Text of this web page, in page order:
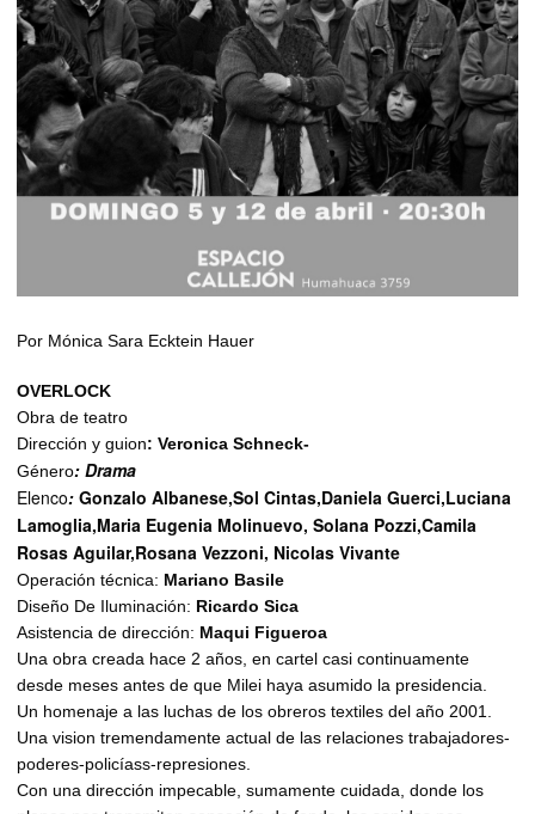
Por Mónica Sara Ecktein Hauer
OVERLOCK
Obra de teatro
Dirección y guion: Veronica Schneck-
Género: Drama
Elenco: Gonzalo Albanese,Sol Cintas,Daniela Guerci,Luciana
Lamoglia,Maria Eugenia Molinuevo, Solana Pozzi,Camila
Rosas Aguilar,Rosana Vezzoni, Nicolas Vivante
Operación técnica: Mariano Basile
Diseño De Iluminación: Ricardo Sica
Asistencia de dirección: Maqui Figueroa
Una obra creada hace 2 años, en cartel casi continuamente
desde meses antes de que Milei haya asumido la presidencia.
Un homenaje a las luchas de los obreros textiles del año 2001.
Una vision tremendamente actual de las relaciones trabajadores-
poderes-policíass-represiones.
Con una dirección impecable, sumamente cuidada, donde los